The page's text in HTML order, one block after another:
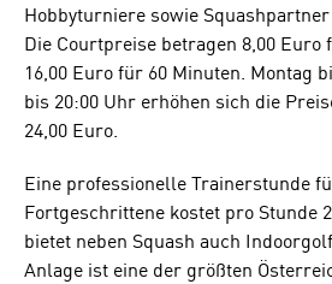
Hobbyturniere sowie
Die Courtpreise betragen 8,00 Euro
16,00 Euro für 60 Minuten. Montag
bis 20:00 Uhr erhöhen sich die
24,00 Euro.
Eine professionelle Trainerstunde
Fortgeschrittene kostet pro Stunde
bietet neben Squash auch
Anlage ist eine der größten